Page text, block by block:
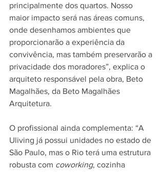
principalmente dos quartos. Nosso
maior impacto será nas áreas comuns,
onde desenhamos ambientes que
proporcionarão a experiência da
convivência, mas também preservarão a
privacidade dos moradores”, explica o
arquiteto responsável pela obra, Beto
Magalhães, da Beto Magalhães
Arquitetura.
O profissional ainda complementa: “A
Uliving já possui unidades no estado de
São Paulo, mas o Rio terá uma estrutura
robusta com coworking, cozinha